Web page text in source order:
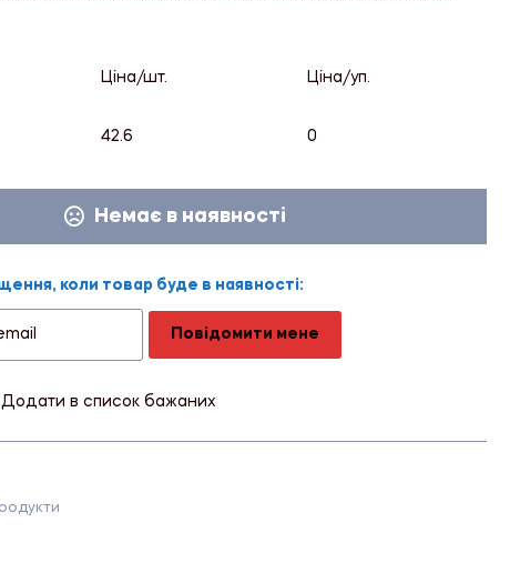
Ціна/шт. Ціна/уп.
42.6 0
Немає в наявності
коли товар буде в наявності:
Повідомити мене
Додати в список бажаних